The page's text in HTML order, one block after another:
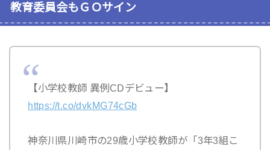
教育委員会もＧＯサイン
【小学校教師 異例CDデビュー】
https://t.co/dvkMG74cGb
神奈川県川崎市の29歳小学校教師が「3年3組こ